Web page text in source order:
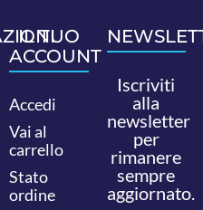
IL TUO
ACCOUNT
Accedi
Vai al
carrello
Stato
ordine
Iscriviti
alla
newsletter
per
rimanere
sempre
aggiornato.